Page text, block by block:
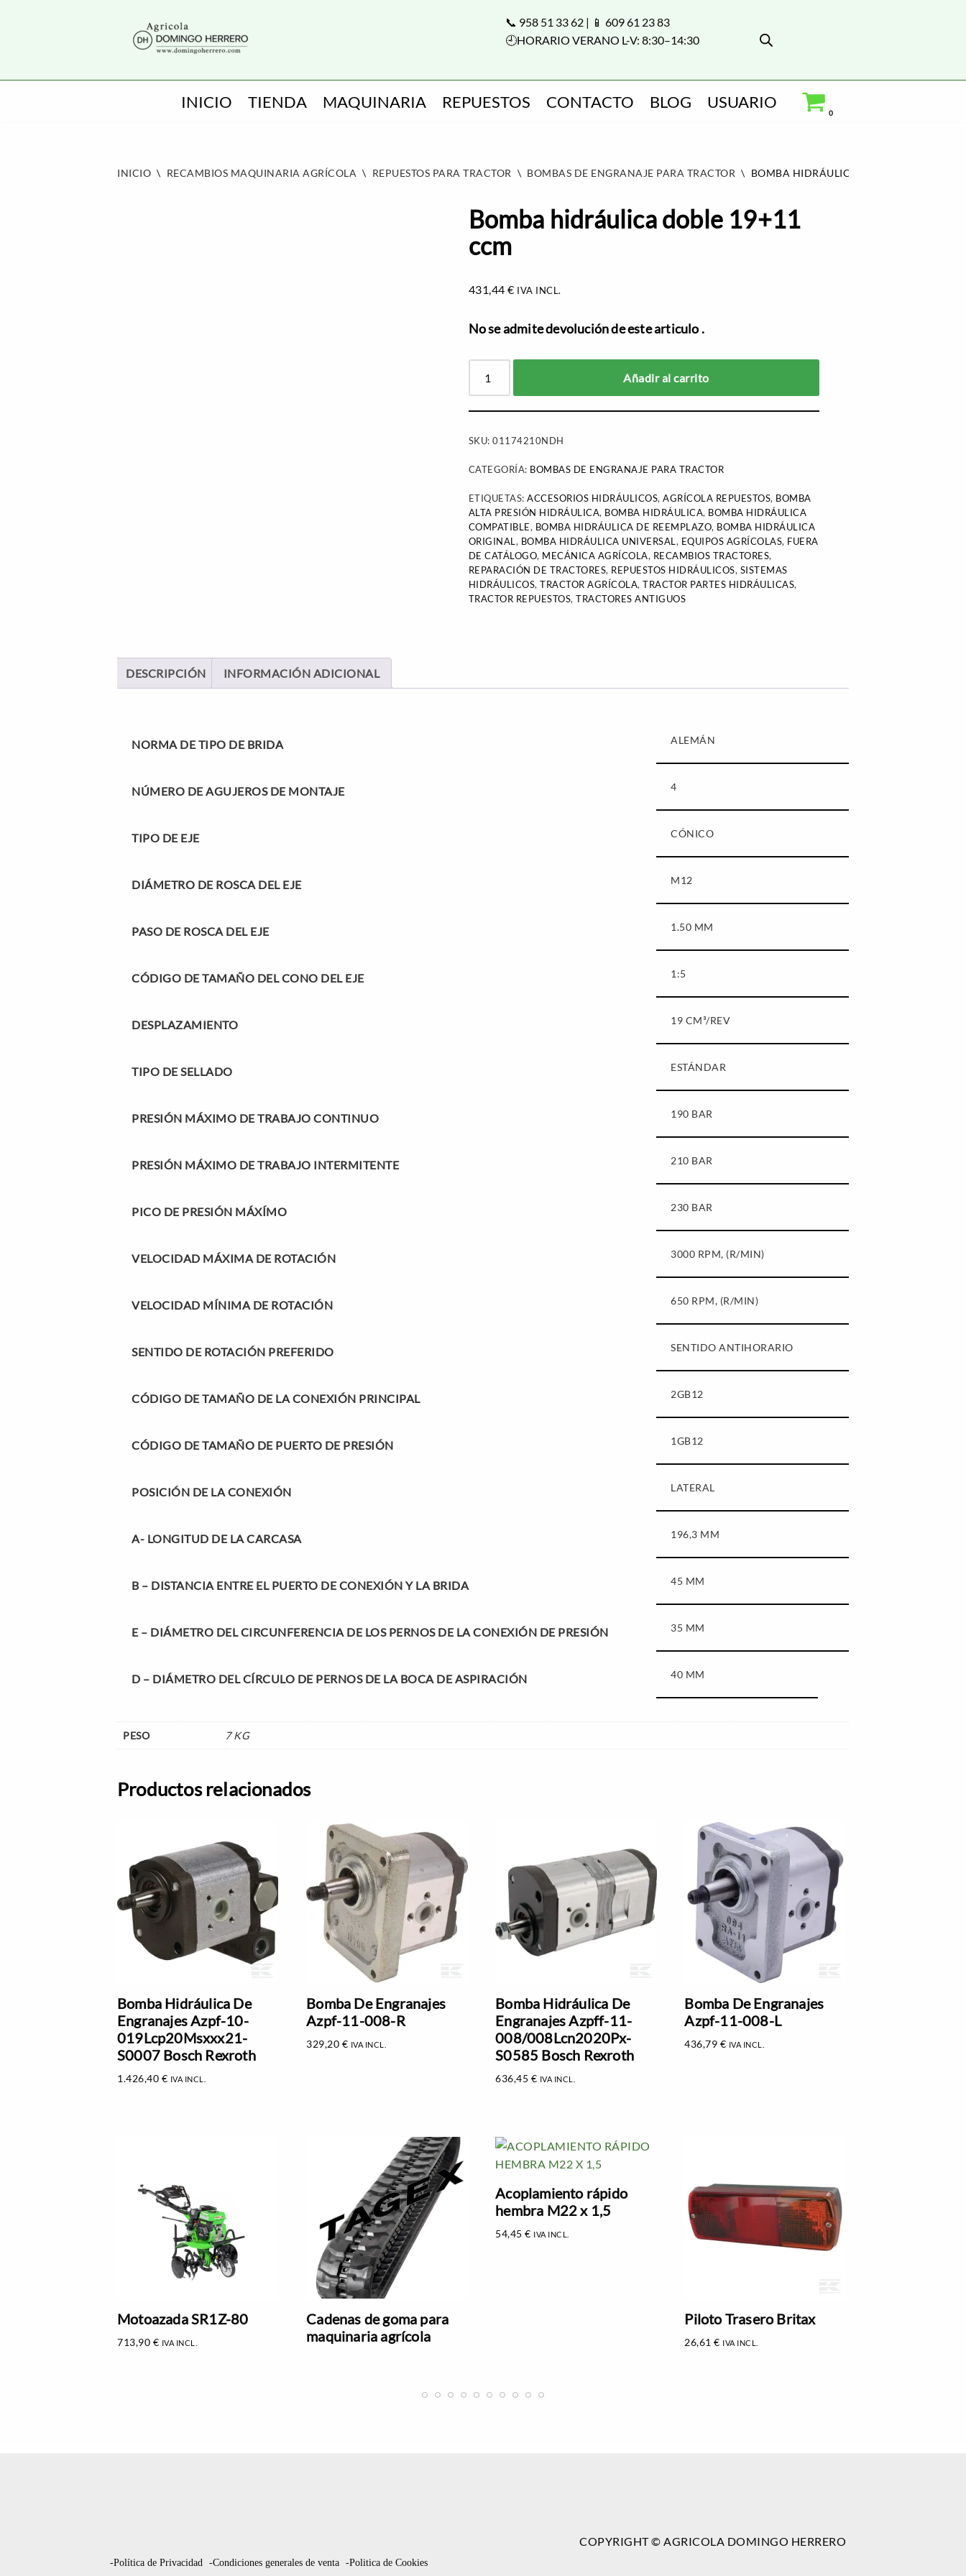
📞 958 51 33 62 | 📱 609 61 23 83
🕘HORARIO VERANO L-V: 8:30–14:30
INICIO TIENDA MAQUINARIA REPUESTOS CONTACTO BLOG USUARIO
0
INICIO \ RECAMBIOS MAQUINARIA AGRÍCOLA \ REPUESTOS PARA TRACTOR \ BOMBAS DE ENGRANAJE PARA TRACTOR \ BOMBA HIDRÁULICA DOBLE 19+11 CCM
Bomba hidráulica doble 19+11
ccm
431,44€ IVA INCL.
No se admite devolución de este articulo .
Añadir al carrito
SKU:01174210NDH
CATEGORÍA: BOMBAS DE ENGRANAJE PARA TRACTOR
ETIQUETAS:ACCESORIOS HIDRÁULICOS,AGRÍCOLA REPUESTOS, BOMBA
ALTA PRESIÓN HIDRÁULICA, BOMBA HIDRÁULICA, BOMBA HIDRÁULICA
COMPATIBLE, BOMBA HIDRÁULICA DE REEMPLAZO, BOMBA HIDRÁULICA
ORIGINAL, BOMBA HIDRÁULICA UNIVERSAL, EQUIPOS AGRÍCOLAS, FUERA
DE CATÁLOGO, MECÁNICA AGRÍCOLA, RECAMBIOS TRACTORES,
REPARACIÓN DE TRACTORES, REPUESTOS HIDRÁULICOS, SISTEMAS
HIDRÁULICOS,TRACTOR AGRÍCOLA,TRACTOR PARTES HIDRÁULICAS,
TRACTOR REPUESTOS,TRACTORES ANTIGUOS
DESCRIPCIÓN INFORMACIÓN ADICIONAL
NORMA DE TIPO DE BRIDA ALEMÁN
NÚMERO DE AGUJEROS DE MONTAJE 4
TIPO DE EJE CÓNICO
DIÁMETRO DE ROSCA DEL EJE M12
PASO DE ROSCA DEL EJE 1.50 MM
CÓDIGO DE TAMAÑO DEL CONO DEL EJE 1:5
DESPLAZAMIENTO 19 CM³/REV
TIPO DE SELLADO ESTÁNDAR
PRESIÓN MÁXIMO DE TRABAJO CONTINUO 190 BAR
PRESIÓN MÁXIMO DE TRABAJO INTERMITENTE 210 BAR
PICO DE PRESIÓN MÁXÍMO 230 BAR
VELOCIDAD MÁXIMA DE ROTACIÓN 3000 RPM, (R/MIN)
VELOCIDAD MÍNIMA DE ROTACIÓN 650 RPM, (R/MIN)
SENTIDO DE ROTACIÓN PREFERIDO SENTIDO ANTIHORARIO
CÓDIGO DE TAMAÑO DE LA CONEXIÓN PRINCIPAL 2GB12
CÓDIGO DE TAMAÑO DE PUERTO DE PRESIÓN 1GB12
POSICIÓN DE LA CONEXIÓN LATERAL
A- LONGITUD DE LA CARCASA 196,3 MM
B – DISTANCIA ENTRE EL PUERTO DE CONEXIÓN Y LA BRIDA 45 MM
E – DIÁMETRO DEL CIRCUNFERENCIA DE LOS PERNOS DE LA CONEXIÓN DE PRESIÓN 35 MM
D – DIÁMETRO DEL CÍRCULO DE PERNOS DE LA BOCA DE ASPIRACIÓN 40 MM
PESO 7 KG
Productos relacionados
Bomba Hidráulica De
Engranajes Azpf-10-
019Lcp20Msxxx21-
S0007 Bosch Rexroth
1.426,40 € IVA INCL.
Bomba De Engranajes
Azpf-11-008-R
329,20 € IVA INCL.
Bomba Hidráulica De
Engranajes Azpff-11-
008/008Lcn2020Px-
S0585 Bosch Rexroth
636,45 € IVA INCL.
Bomba De Engranajes
Azpf-11-008-L
436,79 € IVA INCL.
Motoazada SR1Z-80
713,90 € IVA INCL.
Cadenas de goma para
maquinaria agrícola
Acoplamiento rápido
hembra M22 x 1,5
54,45€ IVA INCL.
Piloto Trasero Britax
26,61€ IVA INCL.
-Política de Privacidad -Condiciones generales de venta -Politica de Cookies
COPYRIGHT © AGRICOLA DOMINGO HERRERO